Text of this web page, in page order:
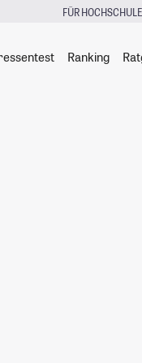
FÜR
Ranking